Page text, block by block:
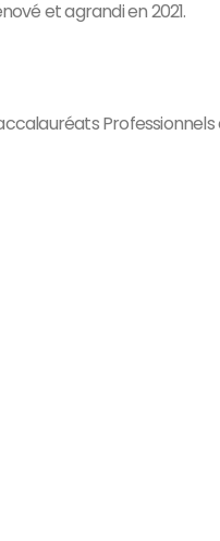
et agrandi en 2021.
Professionnels